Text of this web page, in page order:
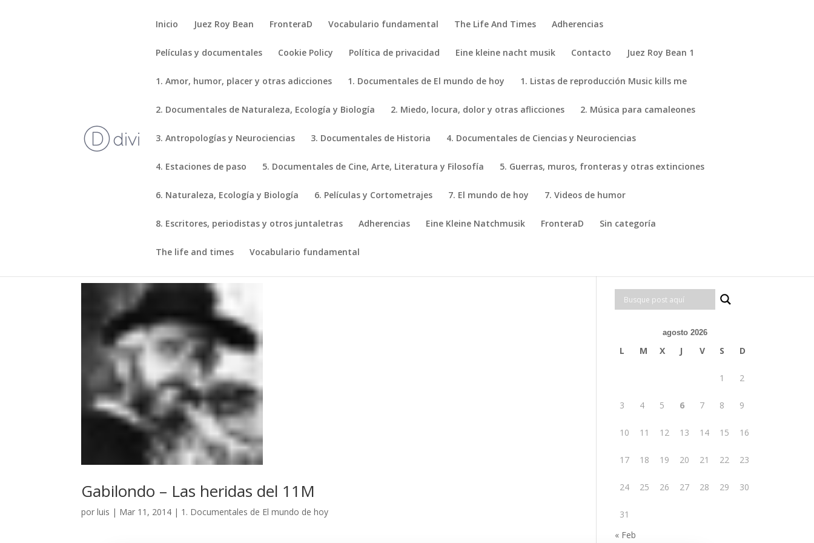
Inicio Juez Roy Bean FronteraD Vocabulario fundamental The Life And Times Adherencias
Películas y documentales Cookie Policy Política de privacidad Eine kleine nacht musik Contacto Juez Roy Bean 1
1. Amor, humor, placer y otras adicciones 1. Documentales de El mundo de hoy 1. Listas de reproducción Music kills me
2. Documentales de Naturaleza, Ecología y Biología 2. Miedo, locura, dolor y otras aflicciones 2. Música para camaleones
3. Antropologías y Neurociencias 3. Documentales de Historia 4. Documentales de Ciencias y Neurociencias
4. Estaciones de paso 5. Documentales de Cine, Arte, Literatura y Filosofía 5. Guerras, muros, fronteras y otras extinciones
6. Naturaleza, Ecología y Biología 6. Películas y Cortometrajes 7. El mundo de hoy 7. Videos de humor
8. Escritores, periodistas y otros juntaletras Adherencias Eine Kleine Natchmusik FronteraD Sin categoría
The life and times Vocabulario fundamental
Gabilondo – Las heridas del 11M
porluis | Mar 11, 2014 | 1. Documentales de El mundo de hoy
agosto 2026
L M X J V S D
1 2
3 4 5 6 7 8 9
10 11 12 13 14 15 16
17 18 19 20 21 22 23
24 25 26 27 28 29 30
31
« Feb